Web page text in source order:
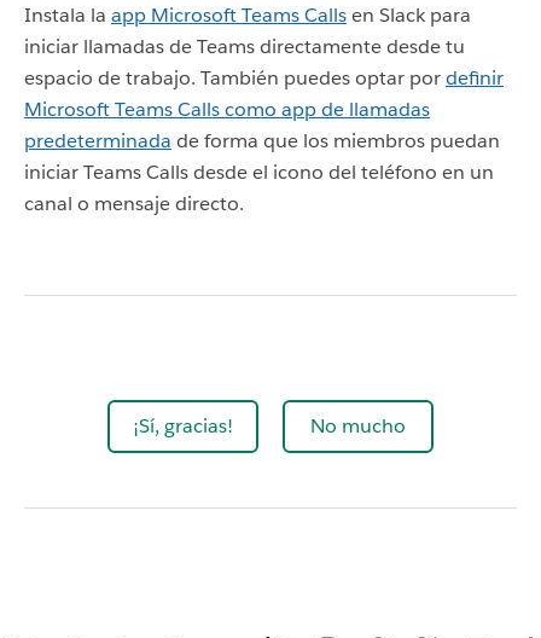
Instala la app Microsoft Teams Callsen Slack para
iniciar llamadas de Teams directamente desde tu
espacio de trabajo. También puedes optar pordefinir
Microsoft Teams Calls como app de llamadas
predeterminada de forma que los miembros puedan
iniciar Teams Calls desde el icono del teléfono en un
canal o mensaje directo.
¡Sí, gracias! No mucho